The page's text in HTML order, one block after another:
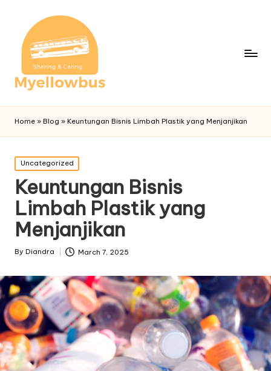
Home » Blog » Keuntungan Bisnis Limbah Plastik yang Menjanjikan
Posted
in
Uncategorized
Keuntungan Bisnis
Limbah Plastik yang
Menjanjikan
Posted
By Diandra March 7, 2025